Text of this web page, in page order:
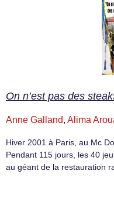
On n’est pas des
Anne Galland, Alima
Hiver 2001 à Paris, au Mc
Pendant 115 jours, les 40
au géant de la restauration